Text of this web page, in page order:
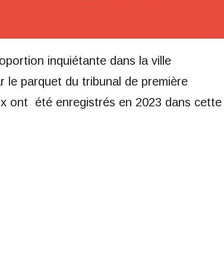
inquiétante dans la ville
le parquet du tribunal de première
ont été enregistrés en 2023 dans cette